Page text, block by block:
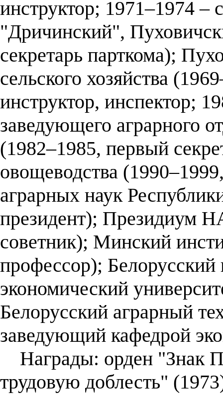
инструктор; 1971–1974 –
"Дричинский",
секретарь парткома);
сельского хозяйства
инструктор, инспектор;
заведующего аграрного
(1982–1985, первый
овощеводства
аграрных наук
президент); Президиум
советник); Минский
профессор); Белорусский
экономический
Белорусский аграрный
заведующий кафедрой
Награды: орден "Знак
трудовую доблесть"